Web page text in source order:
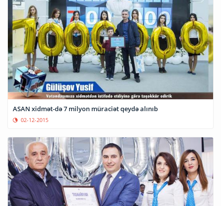
ASAN xidmət-də 7 milyon müraciət qeydə alınıb
02-12-2015